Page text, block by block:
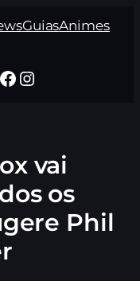
GuiasAnimes
Facebook
Instagram
vai
os
Phil